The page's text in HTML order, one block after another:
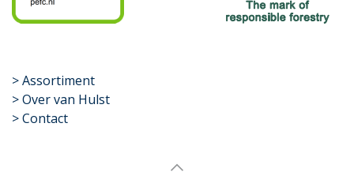
​>Assortiment
> Over van Hulst
> Contact